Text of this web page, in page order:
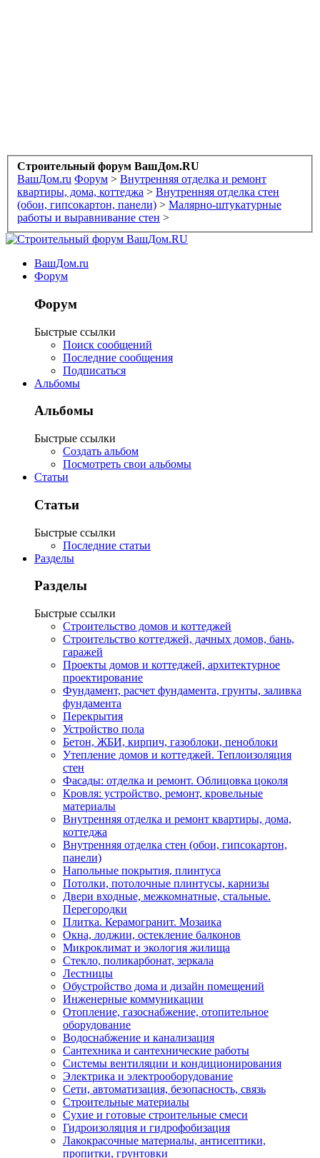
Строительный форум ВашДом.RU
ВашДом.ru Форум > Внутренняя отделка и ремонт
квартиры, дома, коттеджа > Внутренняя отделка стен
(обои, гипсокартон, панели) > Малярно-штукатурные
работы и выравнивание стен >
ВашДом.ru
Форум
Форум
Быстрые ссылки
Поиск сообщений
Последние сообщения
Подписаться
Альбомы
Альбомы
Быстрые ссылки
Создать альбом
Посмотреть свои альбомы
Статьи
Статьи
Быстрые ссылки
Последние статьи
Разделы
Разделы
Быстрые ссылки
Строительство домов и коттеджей
Строительство коттеджей, дачных домов, бань,
гаражей
Проекты домов и коттеджей, архитектурное
проектирование
Фундамент, расчет фундамента, грунты, заливка
фундамента
Перекрытия
Устройство пола
Бетон, ЖБИ, кирпич, газоблоки, пеноблоки
Утепление домов и коттеджей. Теплоизоляция
стен
Фасады: отделка и ремонт. Облицовка цоколя
Кровля: устройство, ремонт, кровельные
материалы
Внутренняя отделка и ремонт квартиры, дома,
коттеджа
Внутренняя отделка стен (обои, гипсокартон,
панели)
Напольные покрытия, плинтуса
Потолки, потолочные плинтусы, карнизы
Двери входные, межкомнатные, стальные.
Перегородки
Плитка. Керамогранит. Мозаика
Окна, лоджии, остекление балконов
Микроклимат и экология жилища
Стекло, поликарбонат, зеркала
Лестницы
Обустройство дома и дизайн помещений
Инженерные коммуникации
Отопление, газоснабжение, отопительное
оборудование
Водоснабжение и канализация
Сантехника и сантехнические работы
Системы вентиляции и кондиционирования
Электрика и электрооборудование
Сети, автоматизация, безопасность, связь
Строительные материалы
Сухие и готовые строительные смеси
Гидроизоляция и гидрофобизация
Лакокрасочные материалы, антисептики,
пропитки, грунтовки